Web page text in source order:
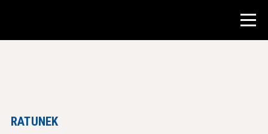
Zasoby dla nauczycieli
RATUNEK